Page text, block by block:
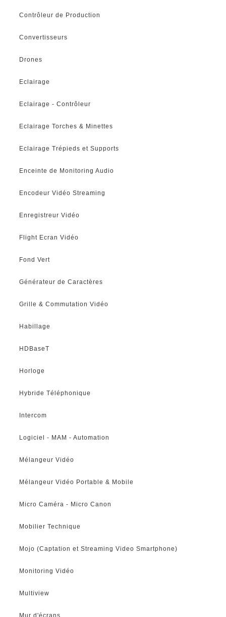
Contrôleur de Production
Convertisseurs
Drones
Eclairage
Eclairage - Contrôleur
Eclairage Torches & Minettes
Eclairage Trépieds et Supports
Enceinte de Monitoring Audio
Encodeur Vidéo Streaming
Enregistreur Vidéo
Flight Ecran Vidéo
Fond Vert
Générateur de Caractères
Grille & Commutation Vidéo
Habillage
HDBaseT
Horloge
Hybride Téléphonique
Intercom
Logiciel - MAM - Automation
Mélangeur Vidéo
Mélangeur Vidéo Portable & Mobile
Micro Caméra - Micro Canon
Mobilier Technique
Mojo (Captation et Streaming Video Smartphone)
Monitoring Vidéo
Multiview
Mur d'écrans